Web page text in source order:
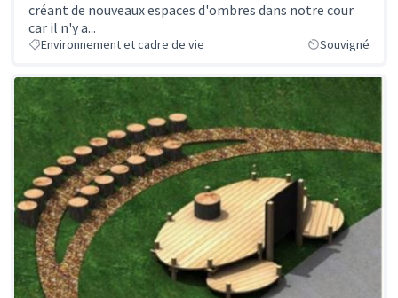
créant de nouveaux espaces d'ombres dans notre cour
car il n'y a...
Environnement et cadre de vie Souvigné